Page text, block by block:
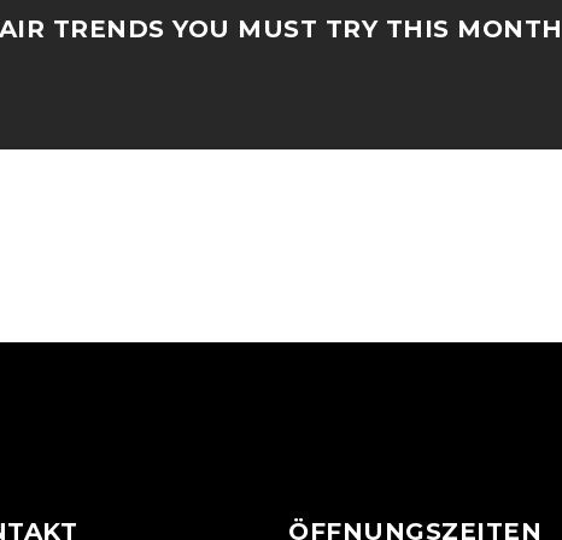
TRENDS YOU MUST TRY THIS MONTH
ÖFFNUNGSZEITEN